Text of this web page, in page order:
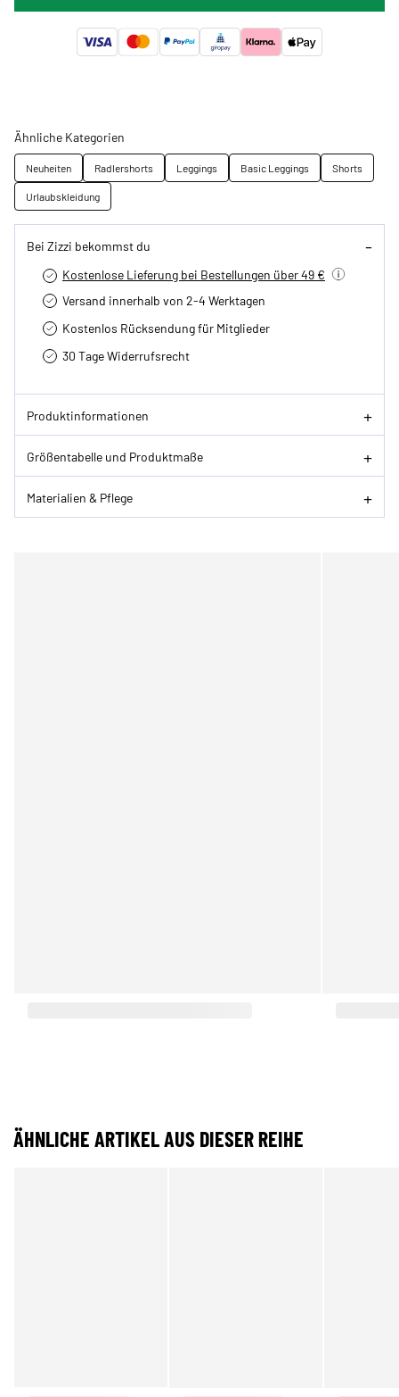
Ähnliche Kategorien
Neuheiten Radlershorts Leggings Basic Leggings
Shorts
Urlaubskleidung
Bei Zizzi bekommst du
Kostenlose Lieferung bei Bestellungen über 49 €
Versand innerhalb von 2-4 Werktagen
Kostenlos Rücksendung für Mitglieder
30 Tage Widerrufsrecht
Produktinformationen
Größentabelle und Produktmaße
Materialien & Pflege
ÄHNLICHE ARTIKEL AUS DIESER REIHE